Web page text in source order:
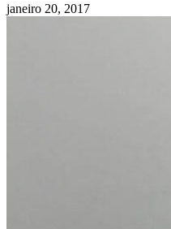
janeiro 20, 2017